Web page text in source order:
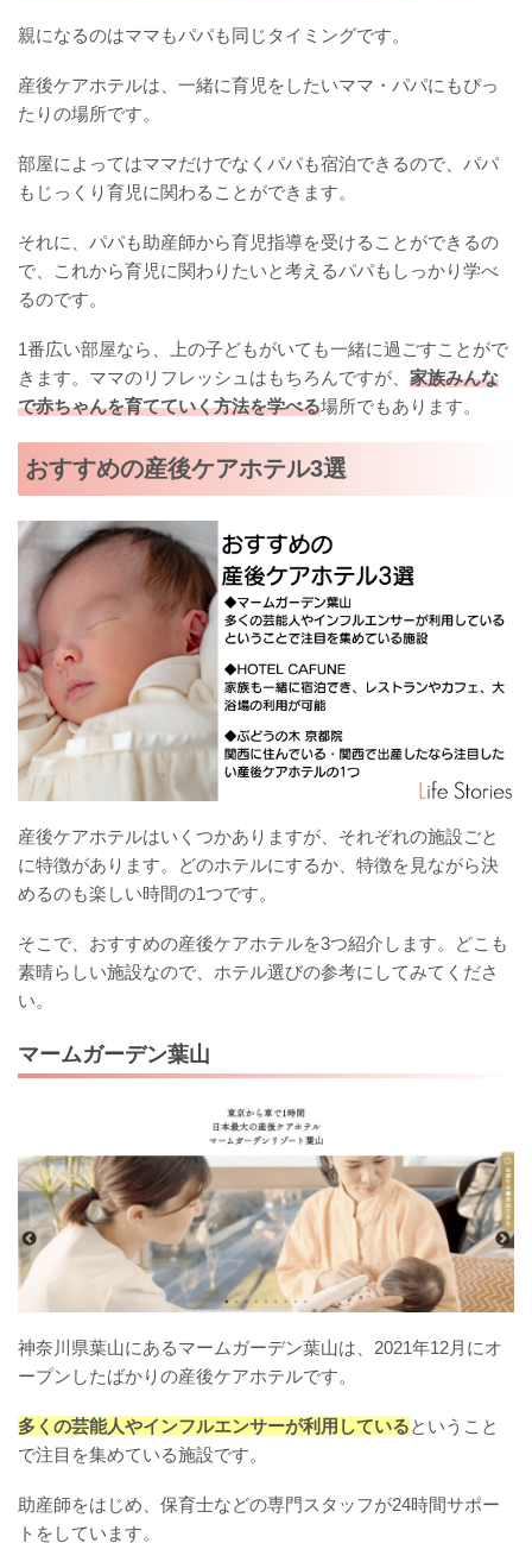
親になるのはママもパパも同じタイミングです。
産後ケアホテルは、一緒に育児をしたいママ・パパにもぴっ
たりの場所です。
部屋によってはママだけでなくパパも宿泊できるので、パパ
もじっくり育児に関わることができます。
それに、パパも助産師から育児指導を受けることができるの
で、これから育児に関わりたいと考えるパパもしっかり学べ
るのです。
1番広い部屋なら、上の子どもがいても一緒に過ごすことがで
きます。ママのリフレッシュはもちろんですが、 家族みんな
で赤ちゃんを育てていく方法を学べる場所でもあります。
おすすめの産後ケアホテル3選
産後ケアホテルはいくつかありますが、それぞれの施設ごと
に特徴があります。どのホテルにするか、特徴を見ながら決
めるのも楽しい時間の1つです。
そこで、おすすめの産後ケアホテルを3つ紹介します。どこも
素晴らしい施設なので、ホテル選びの参考にしてみてくださ
い。
マームガーデン葉山
神奈川県葉山にあるマームガーデン葉山は、2021年12月にオ
ープンしたばかりの産後ケアホテルです。
多くの芸能人やインフルエンサーが利用しているということ
で注目を集めている施設です。
助産師をはじめ、保育士などの専門スタッフが24時間サポー
トをしています。